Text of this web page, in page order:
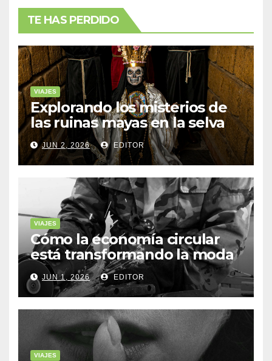
TE HAS PERDIDO
VIAJES
Explorando los misterios de
las ruinas mayas en la selva
de Yucatán
JUN 2, 2026 EDITOR
VIAJES
Cómo la economía circular
está transformando la moda
sostenible
JUN 1, 2026 EDITOR
VIAJES